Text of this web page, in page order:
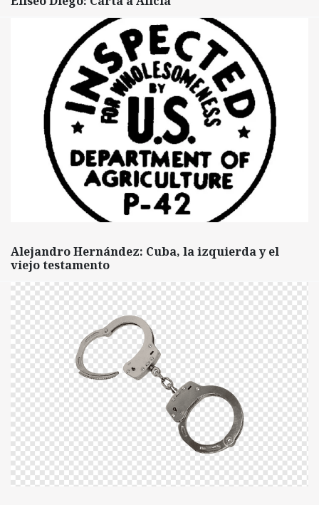
Alejandro Hernández: Cuba, la izquierda y el
viejo testamento